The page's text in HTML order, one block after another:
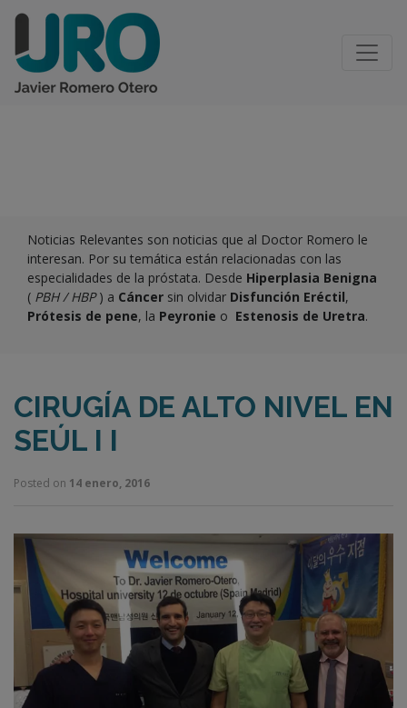
Noticias Relevantes son noticias que al Doctor Romero le
interesan. Por su temática están relacionadas con las
especialidades de la próstata. Desde Hiperplasia Benigna
( PBH / HBP) a Cáncer sin olvidar Disfunción Eréctil,
Prótesis de pene, la Peyronie o Estenosis de Uretra.
CIRUGÍA DE ALTO NIVEL EN
SEÚL I I
Posted on 14 enero, 2016